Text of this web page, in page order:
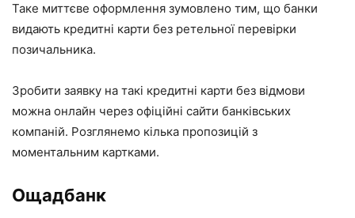
Таке миттєве оформлення зумовлено тим, що банки
видають кредитні карти без ретельної перевірки
позичальника.
Зробити заявку на такі кредитні карти без відмови
можна онлайн через офіційні сайти банківських
компаній. Розглянемо кілька пропозицій з
моментальним картками.
Ощадбанк